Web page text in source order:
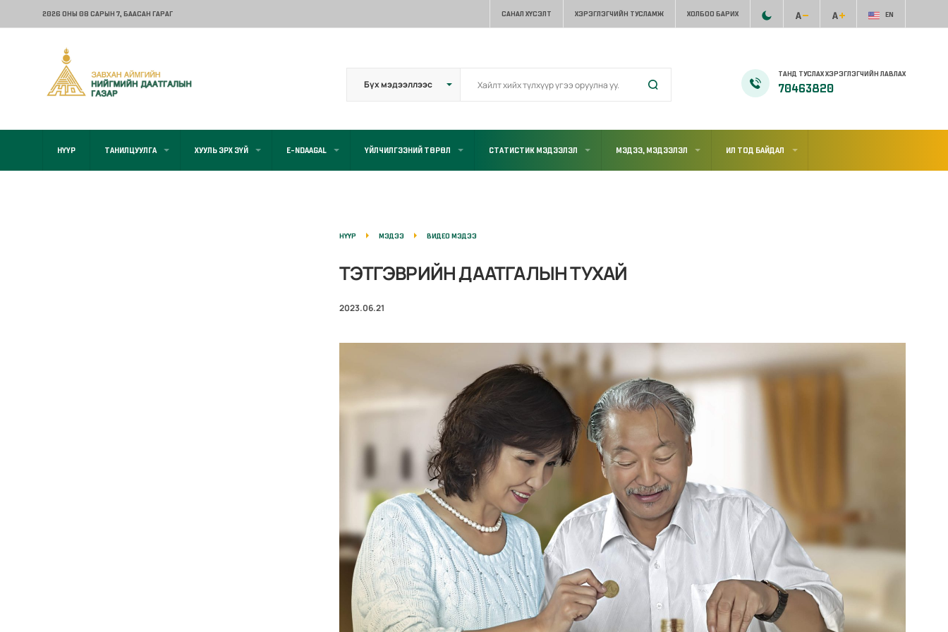
2026 ОНЫ 08 САРЫН 7, БААСАН ГАРАГ САНАЛ ХҮСЭЛТ ХЭРЭГЛЭГЧИЙН ТУСЛАМЖ ХОЛБОО БАРИХ EN
ТАНД ТУСЛАХ ХЭРЭГЛЭГЧИЙН ЛАВЛАХ
70463820
НҮҮР ТАНИЛЦУУЛГА ХУУЛЬ ЭРХ ЗҮЙ E-NDAAGAL ҮЙЛЧИЛГЭЭНИЙ ТӨРӨЛ СТАТИСТИК МЭДЭЭЛЭЛ МЭДЭЭ, МЭДЭЭЛЭЛ ИЛ ТОД БАЙДАЛ
НҮҮР МЭДЭЭ ВИДЕО МЭДЭЭ
ТЭТГЭВРИЙН ДААТГАЛЫН ТУХАЙ
2023.06.21